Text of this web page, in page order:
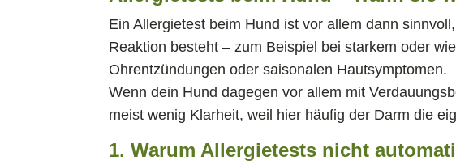
Ein Allergietest beim Hund ist vor allem dann
Reaktion besteht – zum Beispiel bei starkem oder
Ohrentzündungen oder saisonalen Hautsymptomen.
Wenn dein Hund dagegen vor allem mit
meist wenig Klarheit, weil hier häufig der Darm die
1. Warum Allergietests nicht